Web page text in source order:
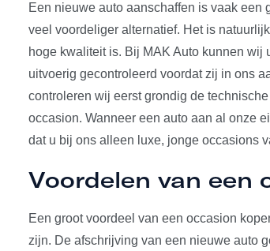
Een nieuwe auto aanschaffen is vaak
veel voordeliger alternatief. Het is
hoge kwaliteit is. Bij MAK Auto kunnen
uitvoerig gecontroleerd voordat zij in ons
controleren wij eerst grondig de
occasion. Wanneer een auto aan al onze
dat u bij ons alleen luxe, jonge occasions
Voordelen van een
Een groot voordeel van een occasion
zijn. De afschrijving van een nieuwe auto